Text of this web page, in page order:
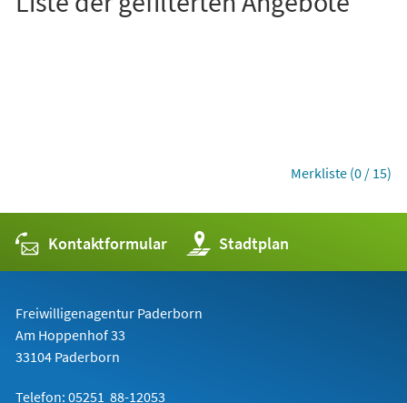
Merkliste (0 / 15)
Kontaktformular Stadtplan
(Öffnet
in
einem
Tab)
Freiwilligenagentur Paderborn
Am Hoppenhof 33
33104 Paderborn
Telefon: 05251 88-12053